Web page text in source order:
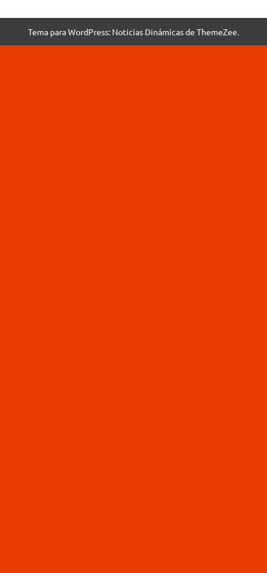
Tema para WordPress: Noticias Dinámicas de ThemeZee.